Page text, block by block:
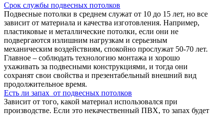
Срок службы подвесных потолков
Подвесные потолки в среднем служат от 10 до 15 лет, но все
зависит от материала и качества изготовления. Например,
пластиковые и металлические потолки, если они не
подвергаются излишним нагрузкам и серьезным
механическим воздействиям, спокойно прослужат 50-70 лет.
Главное – соблюдать технологию монтажа и хорошо
ухаживать за подвесными конструкциями, и тогда они
сохранят свои свойства и презентабельный внешний вид
продолжительное время.
Есть ли запах от подвесных потолков
Зависит от того, какой материал использовался при
производстве. Если это некачественный ПВХ, то запах будет